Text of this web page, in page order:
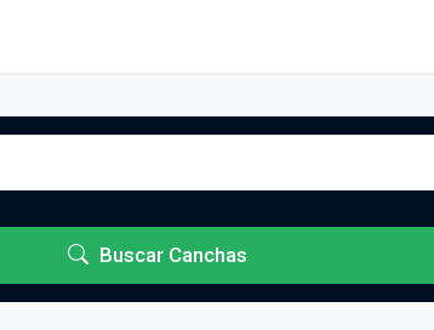
Buscar Canchas